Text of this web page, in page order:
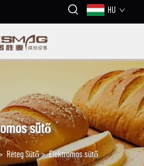
HU
sütő
Réteg Sütő>Elektromos sütő